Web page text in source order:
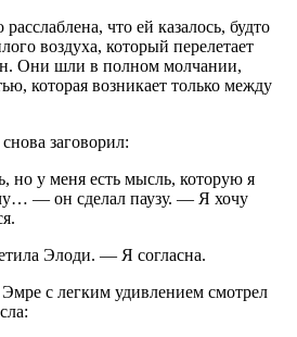
что ей казалось, будто
воздуха, который перелетает
Они шли в полном молчании,
которая возникает только между
заговорил:
у меня есть мысль, которую я
— он сделал паузу. — Я хочу
Элоди. — Я согласна.
с легким удивлением смотрел